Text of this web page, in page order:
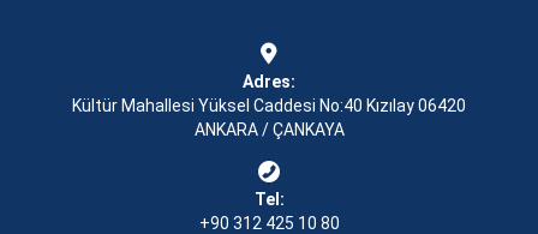
Adres:
Kültür Mahallesi Yüksel Caddesi No:40 Kızılay 06420
ANKARA / ÇANKAYA
Tel:
+90 312 425 10 80